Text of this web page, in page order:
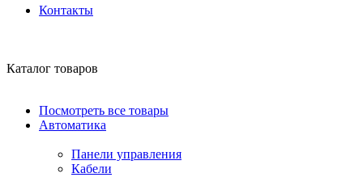
Контакты
Каталог товаров
Посмотреть все товары
Автоматика
Панели управления
Кабели